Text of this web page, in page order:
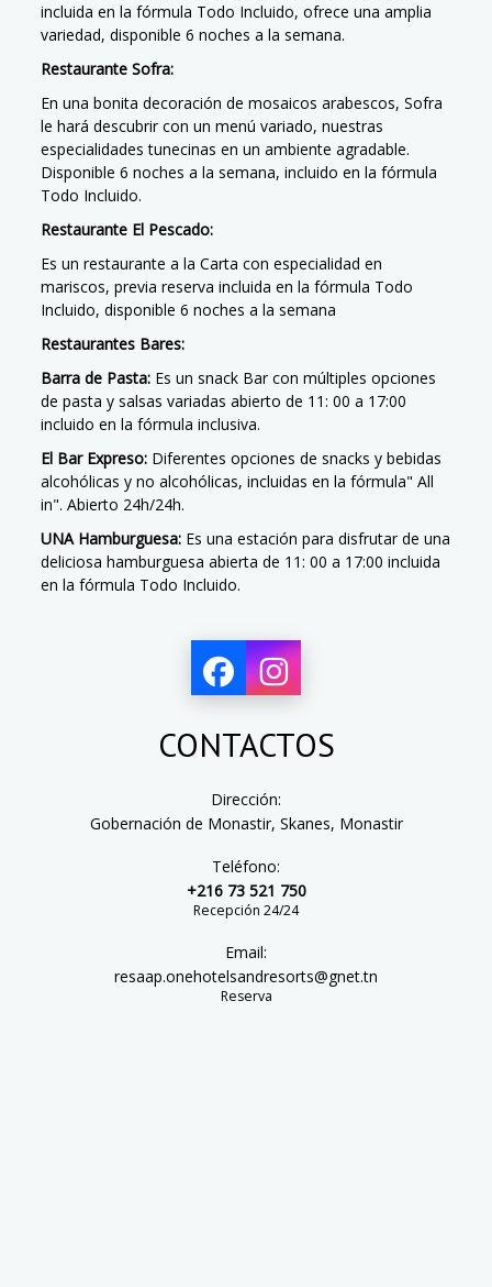
incluida en la fórmula Todo Incluido, ofrece una amplia
variedad, disponible 6 noches a la semana.
Restaurante Sofra:
En una bonita decoración de mosaicos arabescos, Sofra
le hará descubrir con un menú variado, nuestras
especialidades tunecinas en un ambiente agradable.
Disponible 6 noches a la semana, incluido en la fórmula
Todo Incluido.
Restaurante El Pescado:
Es un restaurante a la Carta con especialidad en
mariscos, previa reserva incluida en la fórmula Todo
Incluido, disponible 6 noches a la semana
Restaurantes Bares:
Barra de Pasta: Es un snack Bar con múltiples opciones
de pasta y salsas variadas abierto de 11: 00 a 17:00
incluido en la fórmula inclusiva.
El Bar Expreso: Diferentes opciones de snacks y bebidas
alcohólicas y no alcohólicas, incluidas en la fórmula" All
in". Abierto 24h/24h.
UNA Hamburguesa: Es una estación para disfrutar de una
deliciosa hamburguesa abierta de 11: 00 a 17:00 incluida
en la fórmula Todo Incluido.
CONTACTOS
Dirección:
Gobernación de Monastir, Skanes, Monastir
Teléfono:
+216 73 521 750
Recepción 24/24
Email:
resaap.onehotelsandresorts@gnet.tn
Reserva